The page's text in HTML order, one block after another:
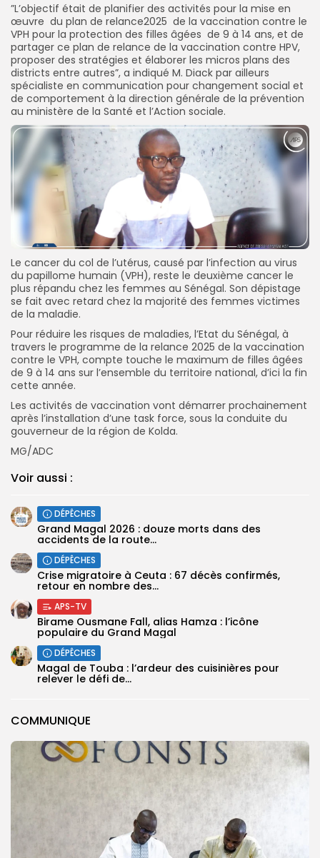
COMMUNIQUE
”L’objectif était de planifier des activités pour la mise en
œuvre du plan de relance2025 de la vaccination contre le
VPH pour la protection des filles âgées de 9 à 14 ans, et de
partager ce plan de relance de la vaccination contre HPV,
proposer des stratégies et élaborer les micros plans des
districts entre autres”, a indiqué M. Diack par ailleurs
spécialiste en communication pour changement social et
de comportement à la direction générale de la prévention
au ministère de la Santé et l’Action sociale.
Le cancer du col de l’utérus, causé par l’infection au virus
du papillome humain (VPH), reste le deuxième cancer le
plus répandu chez les femmes au Sénégal. Son dépistage
se fait avec retard chez la majorité des femmes victimes
de la maladie.
Pour réduire les risques de maladies, l’Etat du Sénégal, à
travers le programme de la relance 2025 de la vaccination
contre le VPH, compte touche le maximum de filles âgées
de 9 à 14 ans sur l’ensemble du territoire national, d’ici la fin
cette année.
Les activités de vaccination vont démarrer prochainement
après l’installation d’une task force, sous la conduite du
gouverneur de la région de Kolda.
MG/ADC
Voir aussi :
DÉPÊCHES
Grand Magal 2026 : douze morts dans des
accidents de la route...
DÉPÊCHES
Crise migratoire à Ceuta : 67 décès confirmés,
retour en nombre des...
APS-TV
Birame Ousmane Fall, alias Hamza : l’icône
populaire du Grand Magal
DÉPÊCHES
Magal de Touba : l’ardeur des cuisinières pour
relever le défi de...